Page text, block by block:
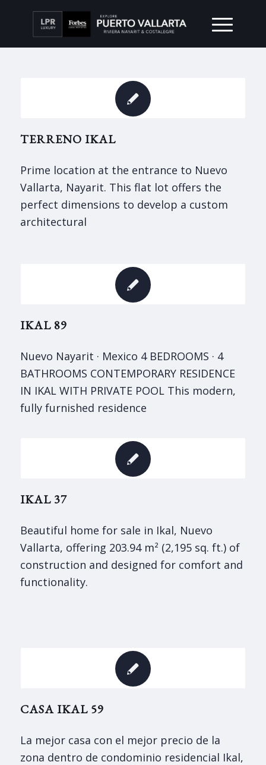
TERRENO IKAL
Prime location at the entrance to Nuevo
Vallarta, Nayarit. This flat lot offers the
perfect dimensions to develop a custom
architectural
IKAL 89
Nuevo Nayarit · Mexico 4 BEDROOMS · 4
BATHROOMS CONTEMPORARY RESIDENCE
IN IKAL WITH PRIVATE POOL This modern,
fully furnished residence
IKAL 37
Beautiful home for sale in Ikal, Nuevo
Vallarta, offering 203.94 m² (2,195 sq. ft.) of
construction and designed for comfort and
functionality.
CASA IKAL 59
La mejor casa con el mejor precio de la
zona dentro de condominio residencial Ikal,